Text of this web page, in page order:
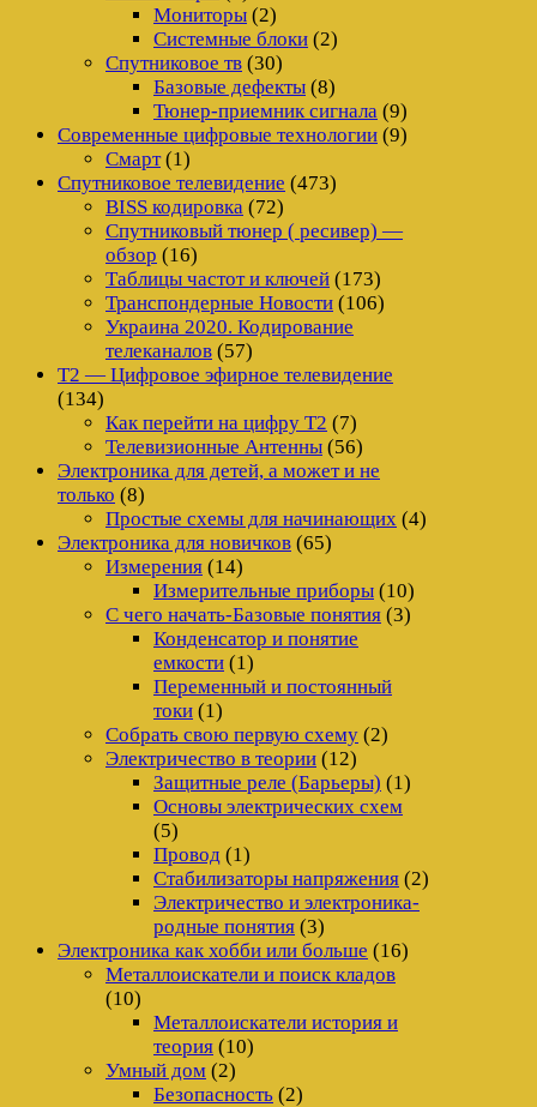
Мониторы (2)
Системные блоки (2)
Спутниковое тв (30)
Базовые дефекты (8)
Тюнер-приемник сигнала (9)
Современные цифровые технологии (9)
Смарт(1)
Спутниковое телевидение (473)
BISS кодировка (72)
Спутниковый тюнер ( ресивер) —
обзор (16)
Таблицы частот и ключей (173)
Транспондерные Новости (106)
Украина 2020. Кодирование
телеканалов (57)
Т2 — Цифровое эфирное телевидение
(134)
Как перейти на цифру Т2 (7)
Телевизионные Антенны (56)
Электроника для детей, а может и не
только (8)
Простые схемы для начинающих (4)
Электроника для новичков (65)
Измерения (14)
Измерительные приборы (10)
С чего начать-Базовые понятия (3)
Конденсатор и понятие
емкости (1)
Переменный и постоянный
токи (1)
Собрать свою первую схему (2)
Электричество в теории (12)
Защитные реле (Барьеры) (1)
Основы электрических схем
(5)
Провод (1)
Стабилизаторы напряжения (2)
Электричество и электроника-
родные понятия (3)
Электроника как хобби или больше (16)
Металлоискатели и поиск кладов
(10)
Металлоискатели история и
теория (10)
Умный дом (2)
Безопасность (2)